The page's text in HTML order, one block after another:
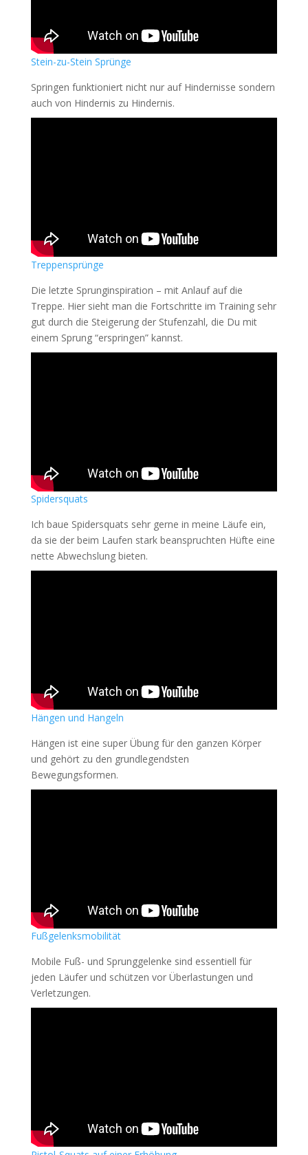
Stein-zu-Stein Sprünge
Springen funktioniert nicht nur auf Hindernisse sondern
auch von Hindernis zu Hindernis.
Treppensprünge
Die letzte Sprunginspiration – mit Anlauf auf die
Treppe. Hier sieht man die Fortschritte im Training sehr
gut durch die Steigerung der Stufenzahl, die Du mit
einem Sprung “erspringen” kannst.
Spidersquats
Ich baue Spidersquats sehr gerne in meine Läufe ein,
da sie der beim Laufen stark beanspruchten Hüfte eine
nette Abwechslung bieten.
Hängen und Hangeln
Hängen ist eine super Übung für den ganzen Körper
und gehört zu den grundlegendsten
Bewegungsformen.
Fußgelenksmobilität
Mobile Fuß- und Sprunggelenke sind essentiell für
jeden Läufer und schützen vor Überlastungen und
Verletzungen.